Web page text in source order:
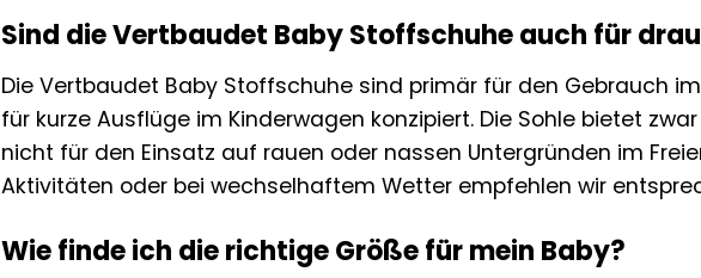
Sind die Vertbaudet Baby Stoffschuhe auch für
Die Vertbaudet Baby Stoffschuhe sind primär für den Gebrauch
für kurze Ausflüge im Kinderwagen konzipiert. Die Sohle bietet
nicht für den Einsatz auf rauen oder nassen Untergründen im
Aktivitäten oder bei wechselhaftem Wetter empfehlen wir
Wie finde ich die richtige Größe für mein Baby?